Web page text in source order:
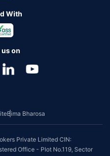
With
on
Bima Bharosa
Private Limited CIN:
Office - Plot No.119, Sector